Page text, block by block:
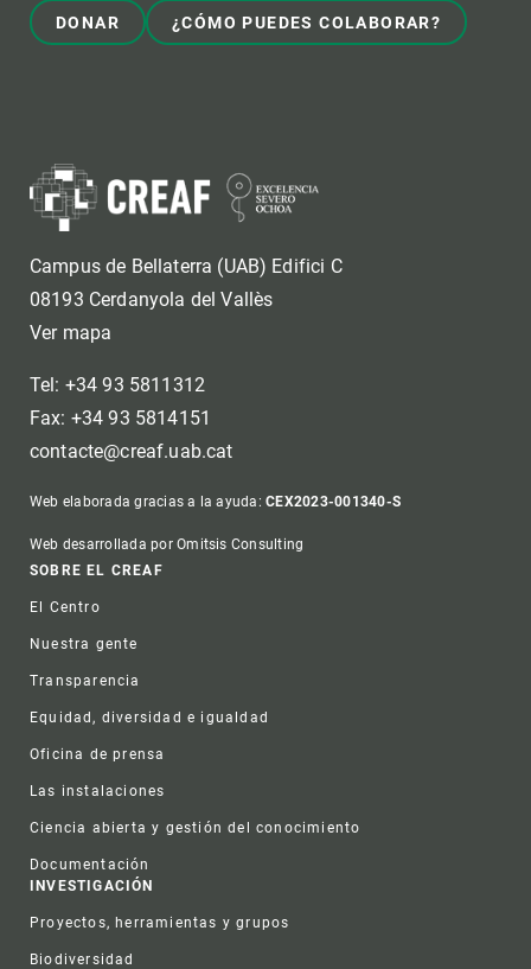
DONAR ¿CÓMO PUEDES COLABORAR?
Campus de Bellaterra (UAB) Edifici C
08193 Cerdanyola del Vallès
Ver mapa
Tel: +34 93 5811312
Fax: +34 93 5814151
contacte@creaf.uab.cat
Web elaborada gracias a la ayuda:CEX2023-001340-S
Web desarrollada por Omitsis Consulting
Footer
SOBRE EL CREAF
El Centro
Nuestra gente
Transparencia
Equidad, diversidad e igualdad
Oficina de prensa
Las instalaciones
Ciencia abierta y gestión del conocimiento
Documentación
INVESTIGACIÓN
Proyectos, herramientas y grupos
Biodiversidad